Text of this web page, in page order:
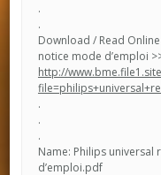
.
.
Download / Read
notice mode d’emploi
http://
.
.
.
Name: Philips universal
d’emploi.pdf